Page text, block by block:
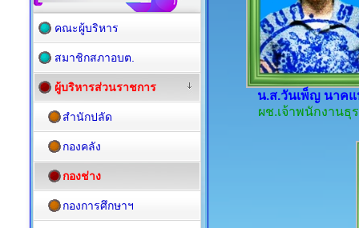
น.ส.วันเพ็ญ นาค
ผช.เจ้าพนักงานธุ
คณะผู้บริหาร
สมาชิกสภาอบต.
ผู้บริหารส่วนราชการ
สำนักปลัด
กองคลัง
กองช่าง
กองการศึกษาฯ